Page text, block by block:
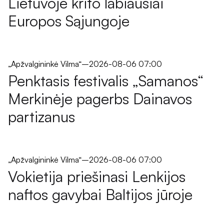
Europos Sąjungoje
„Apžvalgininkė Vilma“–2026-08-06 07:00
Penktasis festivalis „Samanos“
Merkinėje pagerbs Dainavos
partizanus
„Apžvalgininkė Vilma“–2026-08-06 07:00
Vokietija priešinasi Lenkijos
naftos gavybai Baltijos jūroje